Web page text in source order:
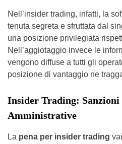
Nell’insider trading, infatti, la
tenuta segreta e sfruttata dal
una posizione privilegiata
Nell’aggiotaggio invece le
vengono diffuse a tutti gli
posizione di vantaggio ne
Insider Trading: Sanzioni
Amministrative
La pena per insider trading